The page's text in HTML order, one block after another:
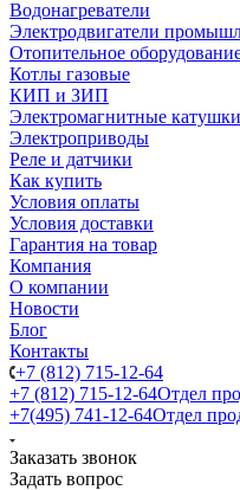
Водонагреватели
Электродвигатели
Отопительное
Котлы газовые
КИП и ЗИП
Электромагнитные катушки
Электроприводы
Реле и датчики
Как купить
Условия оплаты
Условия доставки
Гарантия на товар
Компания
О компании
Новости
Блог
Контакты
+7 (812) 715-12-64
+7 (812) 715-12-64Отдел
+7(495) 741-12-64Отдел
Заказать звонок
Задать вопрос